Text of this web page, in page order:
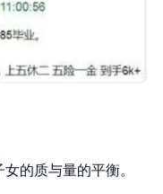
的质与量的平衡。